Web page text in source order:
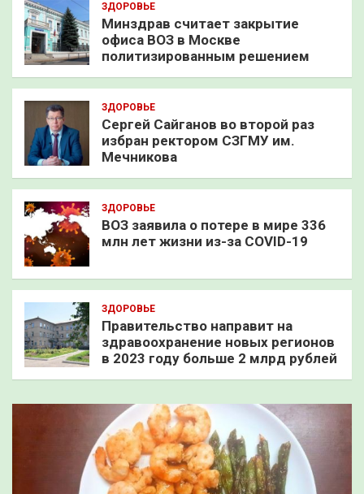
ЗДОРОВЬЕ
Минздрав считает закрытие
офиса ВОЗ в Москве
политизированным решением
ЗДОРОВЬЕ
Сергей Сайганов во второй раз
избран ректором СЗГМУ им.
Мечникова
ЗДОРОВЬЕ
ВОЗ заявила о потере в мире 336
млн лет жизни из-за COVID-19
ЗДОРОВЬЕ
Правительство направит на
здравоохранение новых регионов
в 2023 году больше 2 млрд рублей